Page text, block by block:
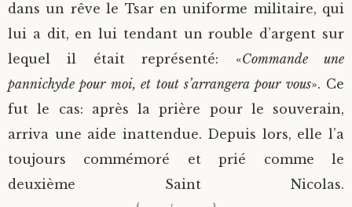
dans un rêve le Tsar en uniforme militaire, qui
lui a dit, en lui tendant un rouble d’argent sur
lequel il était représenté: «Commande une
pannichyde pour moi, et tout s’arrangera pour vous». Ce
fut le cas: après la prière pour le souverain,
arriva une aide inattendue. Depuis lors, elle l’a
toujours commémoré et prié comme le
deuxième Saint Nicolas.